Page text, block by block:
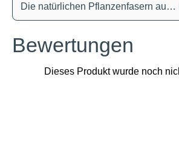
Die natürlichen Pflanzenfasern au…
Bewertungen